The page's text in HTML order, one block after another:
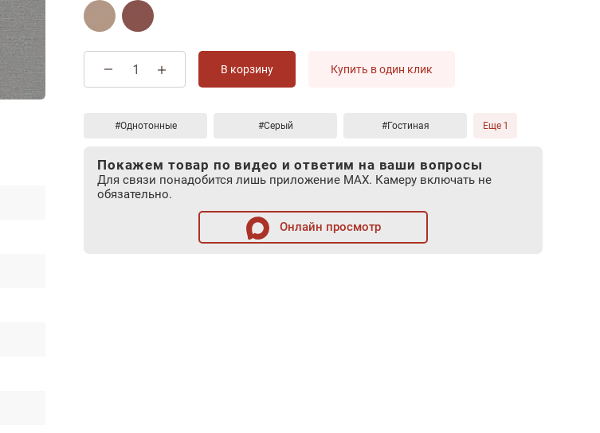
В корзину Купить в один клик
#Однотонные #Серый #Гостиная Еще 1
Покажем товар по видео и ответим на ваши вопросы
Для связи понадобится лишь приложение MAX. Камеру включать не
обязательно.
Онлайн просмотр